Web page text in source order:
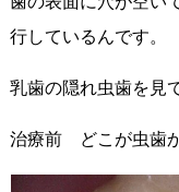
行しているんです。
乳歯の隠れ虫歯を見
治療前 どこが虫歯